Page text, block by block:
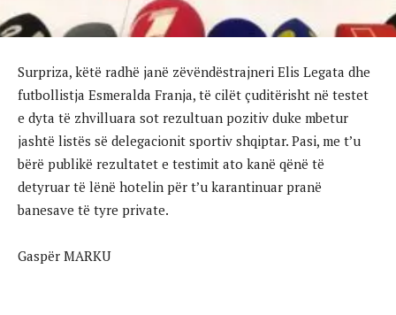
Surpriza, këtë radhë janë zëvëndëstrajneri Elis Legata dhe
futbollistja Esmeralda Franja, të cilët çuditërisht në testet
e dyta të zhvilluara sot rezultuan pozitiv duke mbetur
jashtë listës së delegacionit sportiv shqiptar. Pasi, me t’u
bërë publikë rezultatet e testimit ato kanë qënë të
detyruar të lënë hotelin për t’u karantinuar pranë
banesave të tyre private.
Gaspër MARKU